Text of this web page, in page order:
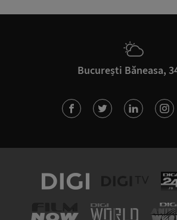
București Băneasa,